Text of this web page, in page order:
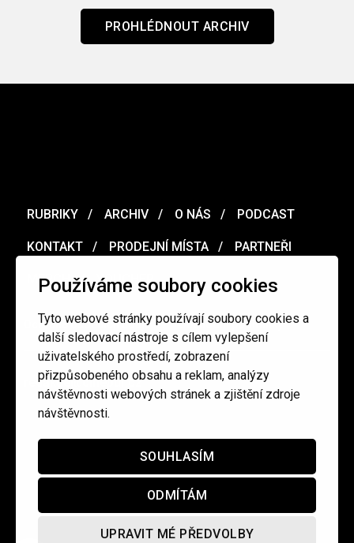
Používáme soubory cookies
Tyto webové stránky používají soubory cookies a
další sledovací nástroje s cílem vylepšení
uživatelského prostředí, zobrazení
přizpůsobeného obsahu a reklam, analýzy
návštěvnosti webových stránek a zjištění zdroje
návštěvnosti.
SOUHLASÍM
ODMÍTÁM
UPRAVIT MÉ PŘEDVOLBY
PROHLÉDNOUT ARCHIV
RUBRIKY ARCHIV O NÁS PODCAST
KONTAKT PRODEJNÍ MÍSTA PARTNEŘI
MERCH VOUCHER
Ochrana osobních údajů / Obchodní podmínky
redakce@cinepur.cz